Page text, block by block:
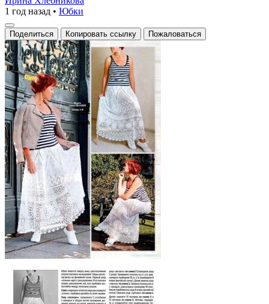
1 год назад • Юбки
Поделиться Копировать ссылку Пожаловаться